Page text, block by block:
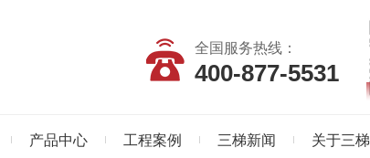
全国服务热线：
400-877-5531
产品中心 工程案例 三梯新闻 关于三梯